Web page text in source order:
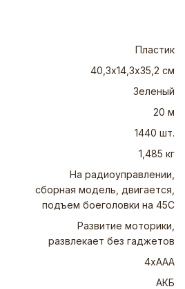
Пластик
40,3х14,3х35,2 см
Зеленый
20 м
1440 шт.
1,485 кг
На радиоуправлении,
сборная модель, двигается,
подъем боеголовки на 45С
Развитие моторики,
развлекает без гаджетов
4хААА
АКБ